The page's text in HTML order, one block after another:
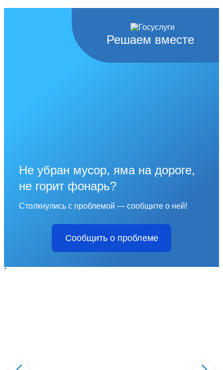
Решаем вместе
Не убран мусор, яма на дороге,
не горит фонарь?
Столкнулись с проблемой — сообщите о ней!
Сообщить о проблеме
`